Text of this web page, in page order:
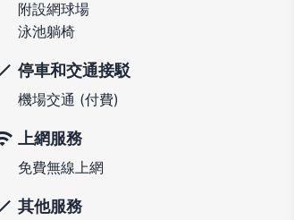
附設網球場
泳池躺椅
停車和交通接駁
機場交通 (付費)
上網服務
免費無線上網
其他服務